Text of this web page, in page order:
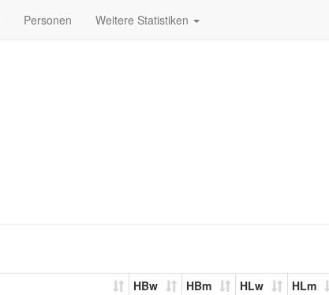
Personen Weitere Statistiken
HBw HBm HLw HLm